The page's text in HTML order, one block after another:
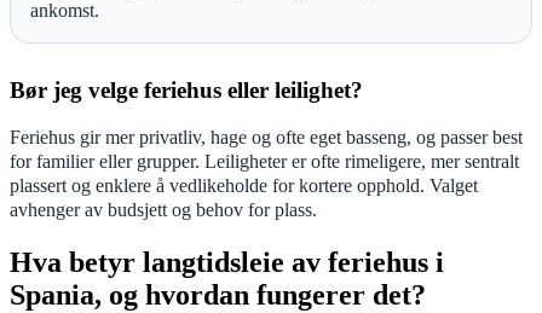
ankomst.
Bør jeg velge feriehus eller leilighet?
Feriehus gir mer privatliv, hage og ofte eget basseng, og passer best
for familier eller grupper. Leiligheter er ofte rimeligere, mer sentralt
plassert og enklere å vedlikeholde for kortere opphold. Valget
avhenger av budsjett og behov for plass.
Hva betyr langtidsleie av feriehus i
Spania, og hvordan fungerer det?